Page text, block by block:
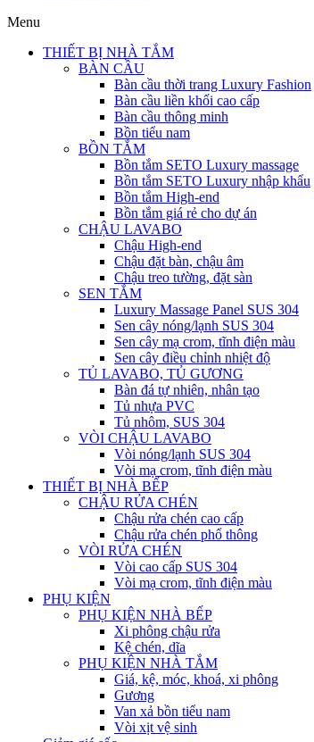
Menu
THIẾT BỊ NHÀ TẮM
BÀN CẦU
Bàn cầu thời trang Luxury Fashion
Bàn cầu liền khối cao cấp
Bàn cầu thông minh
Bồn tiểu nam
BỒN TẮM
Bồn tắm SETO Luxury massage
Bồn tắm SETO Luxury nhập khẩu
Bồn tắm High-end
Bồn tắm giá rẻ cho dự án
CHẬU LAVABO
Chậu High-end
Chậu đặt bàn, chậu âm
Chậu treo tường, đặt sàn
SEN TẮM
Luxury Massage Panel SUS 304
Sen cây nóng/lạnh SUS 304
Sen cây mạ crom, tĩnh điện màu
Sen cây điều chỉnh nhiệt độ
TỦ LAVABO, TỦ GƯƠNG
Bàn đá tự nhiên, nhân tạo
Tủ nhựa PVC
Tủ nhôm, SUS 304
VÒI CHẬU LAVABO
Vòi nóng/lạnh SUS 304
Vòi mạ crom, tĩnh điện màu
THIẾT BỊ NHÀ BẾP
CHẬU RỬA CHÉN
Chậu rửa chén cao cấp
Chậu rửa chén phổ thông
VÒI RỬA CHÉN
Vòi cao cấp SUS 304
Vòi mạ crom, tĩnh điện màu
PHỤ KIỆN
PHỤ KIỆN NHÀ BẾP
Xi phông chậu rửa
Kệ chén, dĩa
PHỤ KIỆN NHÀ TẮM
Giá, kệ, móc, khoá, xi phông
Gương
Van xả bồn tiểu nam
Vòi xịt vệ sinh